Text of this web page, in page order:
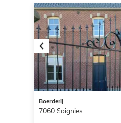
Previous
Boerderij
7060 Soignies